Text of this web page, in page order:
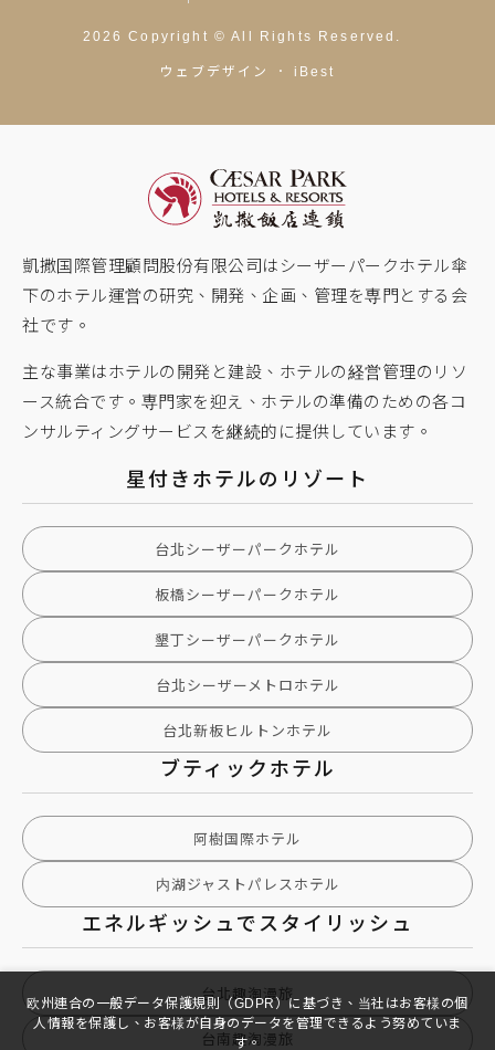
2026 Copyright © All Rights Reserved.
ウェブデザイン ． iBest
凱撒国際管理顧問股份有限公司はシーザーパークホテル傘
下のホテル運営の研究、開発、企画、管理を専門とする会
社です。
主な事業はホテルの開発と建設、ホテルの経営管理のリソ
ース統合です。専門家を迎え、ホテルの準備のための各コ
ンサルティングサービスを継続的に提供しています。
星付きホテルのリゾート
台北シーザーパークホテル
板橋シーザーパークホテル
墾丁シーザーパークホテル
台北シーザーメトロホテル
台北新板ヒルトンホテル
ブティックホテル
阿樹国際ホテル
内湖ジャストパレスホテル
エネルギッシュでスタイリッシュ
台北趣淘漫旅
台南趣淘漫旅
欧州連合の一般データ保護規則（GDPR）に基づき、当社はお客様の個
人情報を保護し、お客様が自身のデータを管理できるよう努めていま
す。